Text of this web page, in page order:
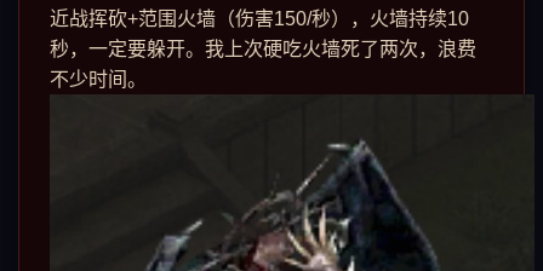
近战挥砍+范围火墙（伤害150/秒），火墙持续10
秒，一定要躲开。我上次硬吃火墙死了两次，浪费
不少时间。